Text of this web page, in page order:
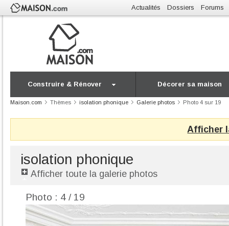
Actualités Dossiers Forums
Construire & Rénover Décorer sa maison
Maison.com Thèmes isolation phonique Galerie photos Photo 4 sur 19
Afficher
isolation phonique
Afficher toute la galerie photos
Photo : 4 / 19